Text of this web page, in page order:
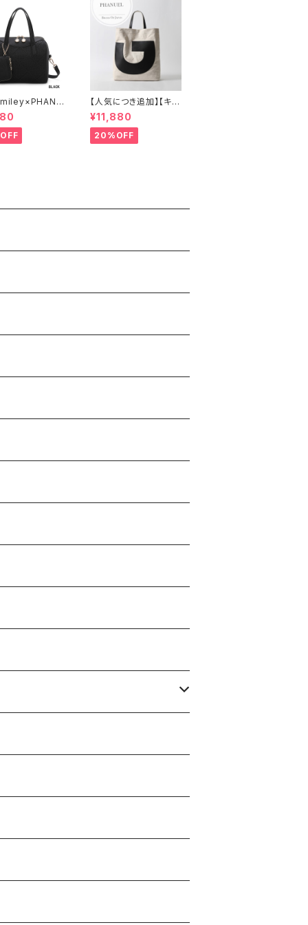
チ付き、ボスト
バッグ ショルダ
2WAY A893
【人気につき追加】【キャ
ンバス×牛革】A4 2way
肩がけ ショルダー 縦長
トートバッグ レディース
888389
¥11,880
20%OFF